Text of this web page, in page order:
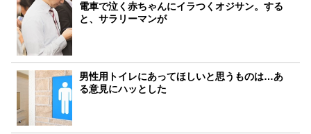
電車で泣く赤ちゃんにイラつくオジサン。する
と、サラリーマンが
男性用トイレにあってほしいと思うものは…あ
る意見にハッとした